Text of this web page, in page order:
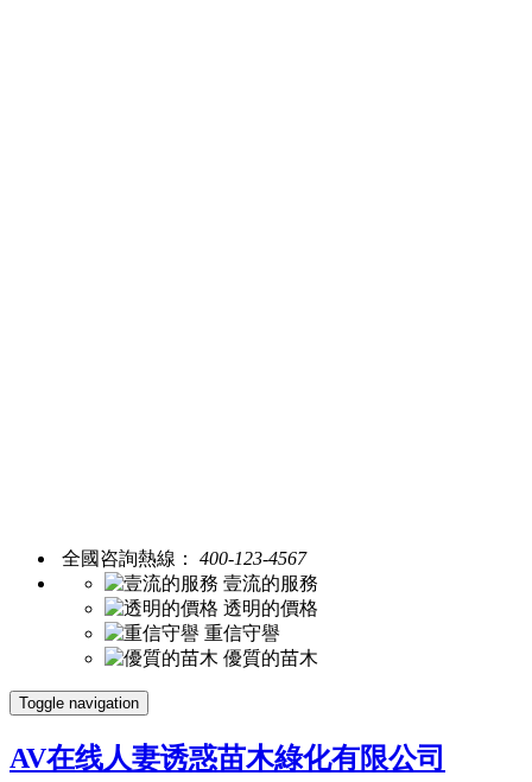
全國咨詢熱線： 400-123-4567
壹流的服務
透明的價格
重信守譽
優質的苗木
Toggle navigation
AV在线人妻诱惑苗木綠化有限公司